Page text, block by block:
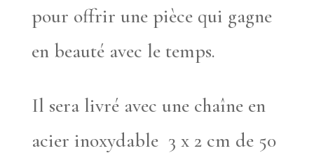
pour offrir une pièce qui gagne
en beauté avec le temps.
Il sera livré avec une chaîne en
acier inoxydable 3 x 2 cm de 50